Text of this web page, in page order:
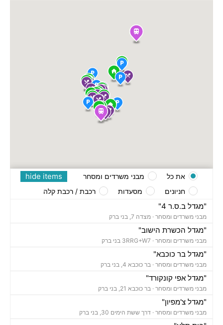
"מגדל ב.ס.ר 4"
מבני משרדים ומסחר · מצדה 7, בני ברק
"מגדל הכשרת הישוב"
מבני משרדים ומסחר ·
"מגדל בר כוכבא"
מבני משרדים ומסחר · בר כוכבא 4, בני ברק
"מגדל אפי קונקורד"
מבני משרדים ומסחר · בר כוכבא 21, בני ברק
"מגדל צ'מפיון"
מבני משרדים ומסחר · דרך ששת הימים 30, בני ברק
hide items את כל
מבני משרדים ומסחר
חניונים
מסעדות רכבת / רכבת קלה